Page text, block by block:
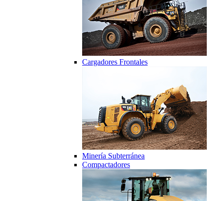
Cargadores Frontales
Minería Subterránea
Compactadores